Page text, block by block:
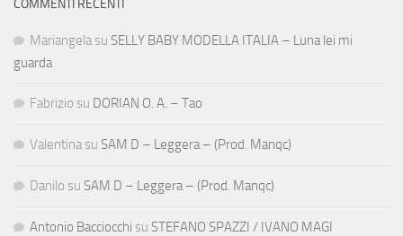
COMMENTI RECENTI
Mariangela su SELLY BABY MODELLA ITALIA – Luna lei mi
guarda
Fabrizio su DORIAN O. A. – Tao
Valentina su SAM D – Leggera – (Prod. Manqc)
Danilo su SAM D – Leggera – (Prod. Manqc)
Antonio Bacciocchi su STEFANO SPAZZI / IVANO MAGI